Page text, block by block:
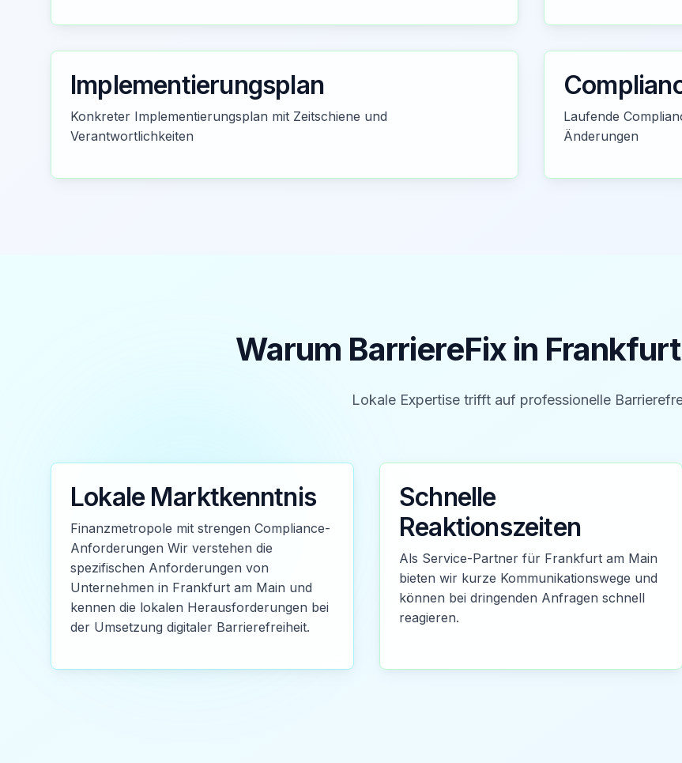
Implementierungsplan
Konkreter Implementierungsplan mit Zeitschiene und
Verantwortlichkeiten
Laufende
Änderungen
Warum BarriereFix in
Lokale Expertise trifft auf professionelle
Lokale Marktkenntnis
Finanzmetropole mit strengen Compliance-
Anforderungen Wir verstehen die
spezifischen Anforderungen von
Unternehmen in Frankfurt am Main und
kennen die lokalen Herausforderungen bei
der Umsetzung digitaler Barrierefreiheit.
Schnelle
Reaktionszeiten
Als Service-Partner für Frankfurt am Main
bieten wir kurze Kommunikationswege und
können bei dringenden Anfragen schnell
reagieren.